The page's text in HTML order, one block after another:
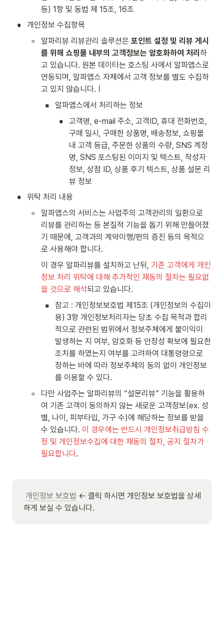
등) 1항 및 동법 제 15조, 16조
• 개인정보 수집항목
◦ 알파리뷰 리뷰관리 솔루션은 포인트 설정 및 리뷰 게시
를 위해 쇼핑몰 내부의 고객정보는 암호화하여 처리 하
고 있습니다. 원본 데이터는 호스팅 사에서 알파앱스로
연동되며, 알파앱스 자체에서 고객 정보를 별도 수집하
고 있지 않습니다.ㅣ
▪ 알파앱스에서 처리하는 정보
•
고객명, e-mail 주소, 고객ID, 휴대 전화번호,
구매 일시, 구매한 상품명, 배송정보, 쇼핑몰
내 고객 등급, 주문한 상품의 수량, SNS 계정
명, SNS 포스팅된 이미지 및 텍스트, 작성자
정보, 상점 ID, 상품 후기 텍스트, 상품 설문 리
뷰 정보
• 위탁 처리 내용
◦
알파앱스의 서비스는 사업주의 고객관리의 일환으로
리뷰를 관리하는 등 본질적 기능을 돕기 위해 만들어졌
기 때문에, 고객과의 계약이행/편의 증진 등의 목적으
로 사용해야 합니다.
이 경우 알파리뷰를 설치하고 난뒤, 기존 고객에게 개인
정보 처리 위탁에 대해 추가적인 재동의 절차는 필요없
을 것으로 해석되고 있습니다.
▪
참고 : 개인정보보호법 제15조 (개인정보의 수집이
용) 3항 개인정보처리자는 당초 수집 목적과 합리
적으로 관련된 범위에서 정보주체에게 불이익이
발생하는 지 여부, 암호화 등 안정성 확보에 필요한
조치를 하였는지 여부를 고려하여 대통령령으로
정하는 바에 따라 정보주체의 동의 없이 개인정보
를 이용할 수 있다.
◦
다만 사업주는 알파리뷰의 “설문리뷰” 기능을 활용하
여 기존 고객이 동의하지 않는 새로운 고객정보(ex. 성
별, 나이, 피부타입, 가구 수)에 해당하는 정보를 받을
수 있습니다. 이 경우에는 반드시 개인정보취급방침 수
정 및 개인정보수집에 대한 재동의 절차, 공지 절차가
필요합니다.
개인정보 보호법 ← 클릭 하시면 개인정보 보호법을 상세
하게 보실 수 있습니다.